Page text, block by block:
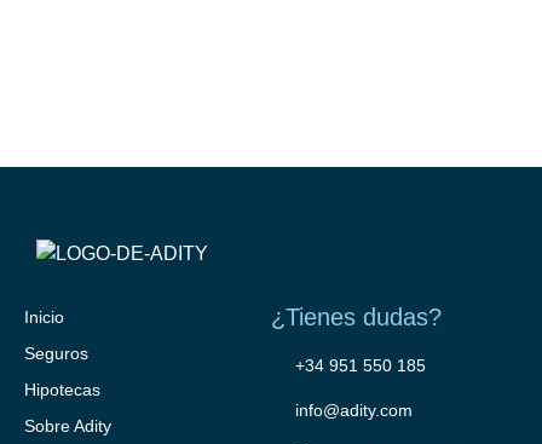
Inicio
Seguros
Hipotecas
Sobre Adity
¿Tienes dudas?
+34 951 550 185
info@adity.com